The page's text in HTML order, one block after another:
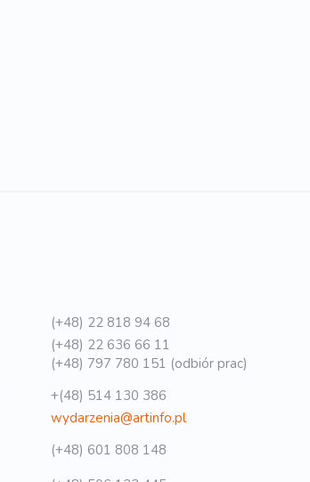
(+48) 22 818 94 68
(+48) 22 636 66 11
(+48) 797 780 151 (odbiór prac)
+(48) 514 130 386
wydarzenia@artinfo.pl
(+48) 601 808 148